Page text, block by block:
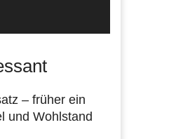
– früher ein
und Wohlstand